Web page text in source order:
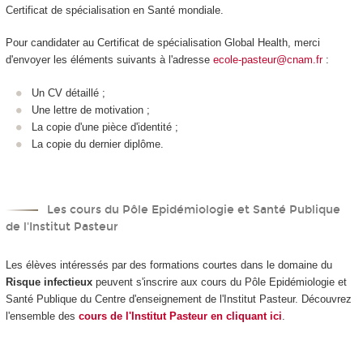
Certificat de spécialisation en Santé mondiale.
Pour candidater au Certificat de spécialisation Global Health, merci
d'envoyer les éléments suivants à l'adresse ecole-pasteur@cnam.fr:
Un CV détaillé ;
Une lettre de motivation ;
La copie d'une pièce d'identité ;
La copie du dernier diplôme.
Les cours du Pôle Epidémiologie et Santé Publique
de l'Institut Pasteur
Les élèves intéressés par des formations courtes dans le domaine du
Risque infectieuxpeuvent s'inscrire aux cours du Pôle Epidémiologie et
Santé Publique du Centre d'enseignement de l'Institut Pasteur. Découvrez
l'ensemble des cours de l'Institut Pasteur en cliquant ici.